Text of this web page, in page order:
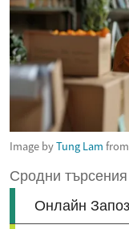
Image byTung Lam from